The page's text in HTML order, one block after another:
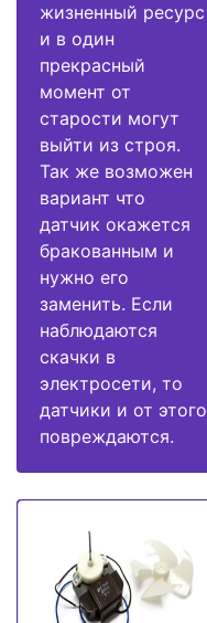
жизненный ресурс
и в один
прекрасный
момент от
старости могут
выйти из строя.
Так же возможен
вариант что
датчик окажется
бракованным и
нужно его
заменить. Если
наблюдаются
скачки в
электросети, то
датчики и от этого
повреждаются.